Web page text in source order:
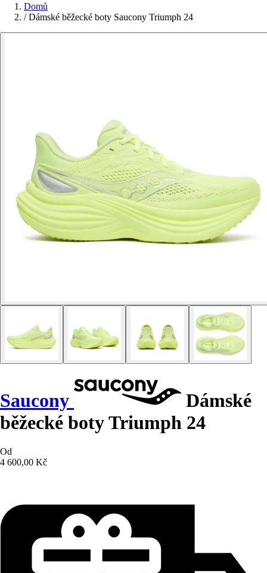
Domů
/ Dámské běžecké boty Saucony Triumph 24
Saucony
Dámské
běžecké boty Triumph 24
Od
4 600,00 Kč